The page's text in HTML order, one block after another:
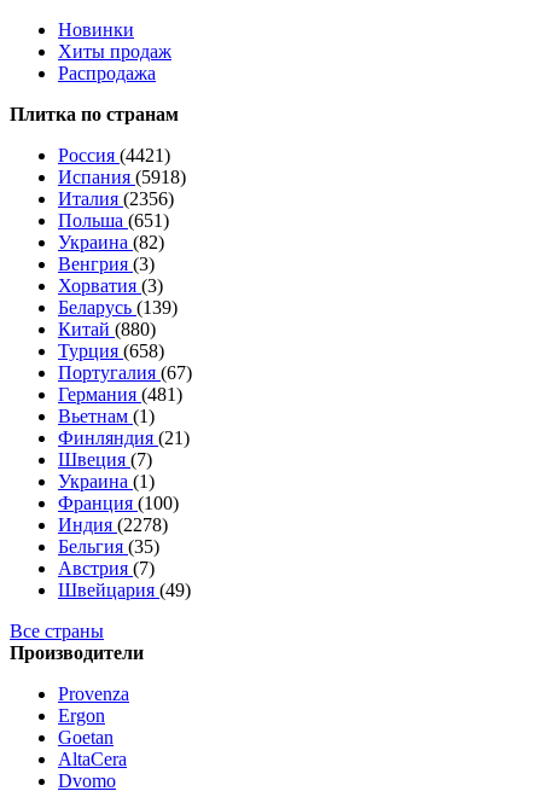
Новинки
Хиты продаж
Распродажа
Плитка по странам
Россия (4421)
Испания (5918)
Италия (2356)
Польша (651)
Украина (82)
Венгрия (3)
Хорватия (3)
Беларусь (139)
Китай (880)
Турция (658)
Португалия (67)
Германия (481)
Вьетнам (1)
Финляндия (21)
Швеция (7)
Украина (1)
Франция (100)
Индия (2278)
Бельгия (35)
Австрия (7)
Швейцария (49)
Все страны
Производители
Provenza
Ergon
Goetan
AltaСera
Dvomo